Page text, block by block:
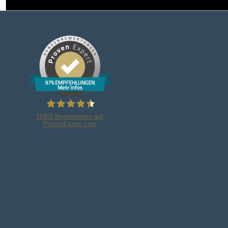
97% EMPFEHLUNGEN
Mehr Infos
11954 Bewertungen auf
ProvenExpert.com